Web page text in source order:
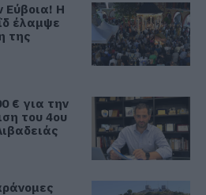
Εύβοια! Η
έλαμψε
της
€ για την
του 4ου